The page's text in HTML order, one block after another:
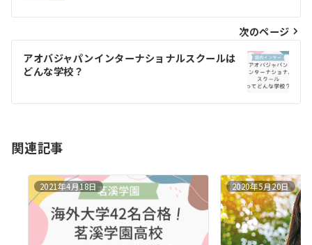
ナ
ビ
ゲ
ー
シ
ン
次のページ
アオバジャパンインターナショナルスクールは
どんな学校？
関連記事
2021年4月18日 2020年5月20日